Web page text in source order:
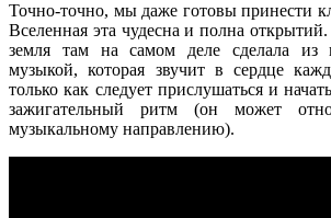
Точно-точно, мы даже готовы принести
Вселенная эта чудесна и полна
земля там на самом деле сделала из
музыкой, которая звучит в сердце
только как следует прислушаться и
зажигательный ритм (он может
музыкальному направлению).